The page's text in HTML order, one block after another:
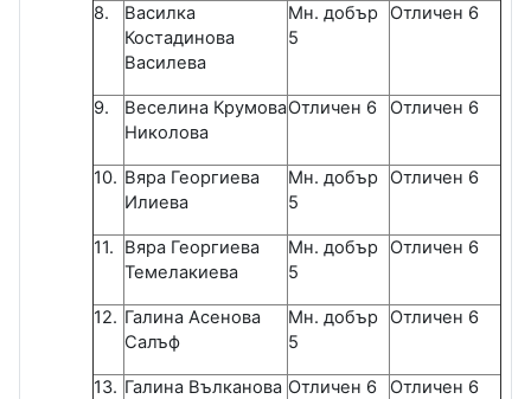
8.
Василка
Костадинова
Василева
Мн. добър
5
Отличен 6
9.
Веселина Крумова
Николова
Отличен 6 Отличен 6
10. Вяра Георгиева
Илиева
Мн. добър
5
Отличен 6
11.
Вяра Георгиева
Темелакиева
Мн. добър
5
Отличен 6
12. Галина Асенова
Салъф
Мн. добър
5
Отличен 6
13. Галина Вълканова Отличен 6 Отличен 6